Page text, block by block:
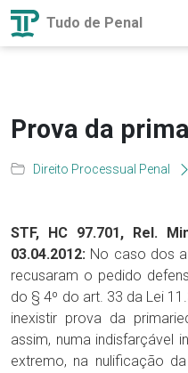
Tudo de Penal
Prova da
Direito Processual Penal
STF, HC 97.701, Rel.
03.04.2012: No caso dos
recusaram o pedido
do § 4º do art. 33 da Lei
inexistir prova da
assim, numa indisfarçável
extremo, na nulificação